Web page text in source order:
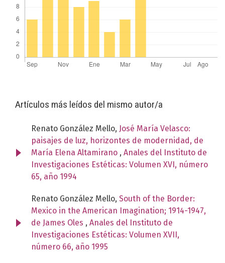
Artículos más leídos del mismo autor/a
Renato González Mello, José María Velasco:
paisajes de luz, horizontes de modernidad, de
María Elena Altamirano , Anales del Instituto de
Investigaciones Estéticas: Volumen XVI, número
65, año 1994
Renato González Mello, South of the Border:
Mexico in the American Imagination; 1914-1947,
de James Oles , Anales del Instituto de
Investigaciones Estéticas: Volumen XVII,
número 66, año 1995